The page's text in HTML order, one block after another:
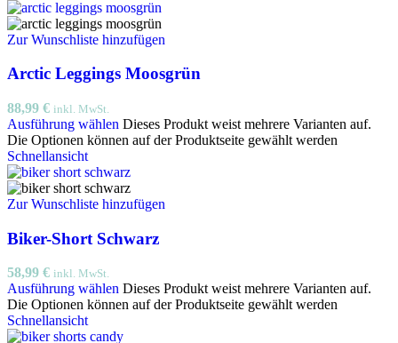
Zur Wunschliste hinzufügen
Arctic Leggings Moosgrün
88,99 € inkl. MwSt.
Ausführung wählen Dieses Produkt weist mehrere Varianten auf.
Die Optionen können auf der Produktseite gewählt werden
Schnellansicht
Zur Wunschliste hinzufügen
Biker-Short Schwarz
58,99 € inkl. MwSt.
Ausführung wählen Dieses Produkt weist mehrere Varianten auf.
Die Optionen können auf der Produktseite gewählt werden
Schnellansicht